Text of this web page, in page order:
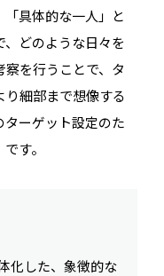
具体的な一人」と
どのような日々を
を行うことで、タ
細部まで想像する
ーゲット設定のた
す。
化した、象徴的な